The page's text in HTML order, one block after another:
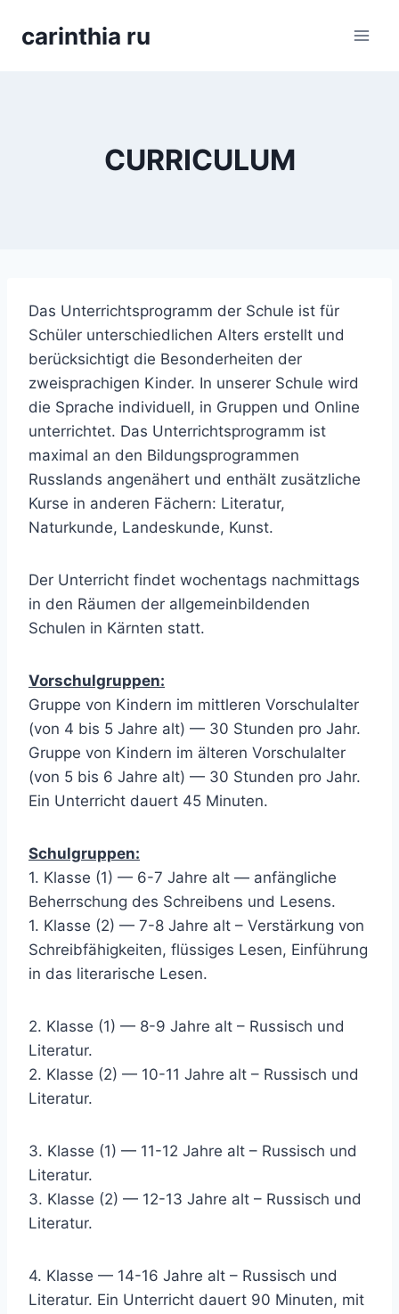
carinthia ru
CURRICULUM
Das Unterrichtsprogramm der Schule ist für
Schüler unterschiedlichen Alters erstellt und
berücksichtigt die Besonderheiten der
zweisprachigen Kinder. In unserer Schule wird
die Sprache individuell, in Gruppen und Online
unterrichtet. Das Unterrichtsprogramm ist
maximal an den Bildungsprogrammen
Russlands angenähert und enthält zusätzliche
Kurse in anderen Fächern: Literatur,
Naturkunde, Landeskunde, Kunst.
Der Unterricht findet wochentags nachmittags
in den Räumen der allgemeinbildenden
Schulen in Kärnten statt.
Vorschulgruppen:
Gruppe von Kindern im mittleren Vorschulalter
(von 4 bis 5 Jahre alt) — 30 Stunden pro Jahr.
Gruppe von Kindern im älteren Vorschulalter
(von 5 bis 6 Jahre alt) — 30 Stunden pro Jahr.
Ein Unterricht dauert 45 Minuten.
Schulgruppen:
1. Klasse (1) — 6-7 Jahre alt — anfängliche
Beherrschung des Schreibens und Lesens.
1. Klasse (2) — 7-8 Jahre alt – Verstärkung von
Schreibfähigkeiten, flüssiges Lesen, Einführung
in das literarische Lesen.
2. Klasse (1) — 8-9 Jahre alt – Russisch und
Literatur.
2. Klasse (2) — 10-11 Jahre alt – Russisch und
Literatur.
3. Klasse (1) — 11-12 Jahre alt – Russisch und
Literatur.
3. Klasse (2) — 12-13 Jahre alt – Russisch und
Literatur.
4. Klasse — 14-16 Jahre alt – Russisch und
Literatur. Ein Unterricht dauert 90 Minuten, mit